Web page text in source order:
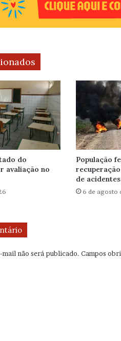
do
avaliação no
População
de acidentes
6 de agosto
mail não será publicado. Campos